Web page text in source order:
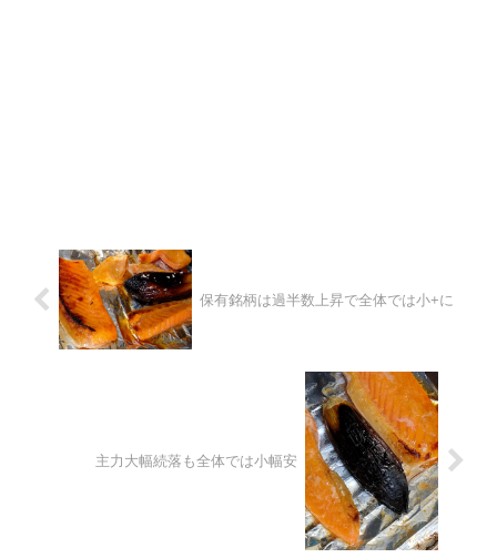
保有銘柄は過半数上昇で全体では小+に
主力大幅続落も全体では小幅安